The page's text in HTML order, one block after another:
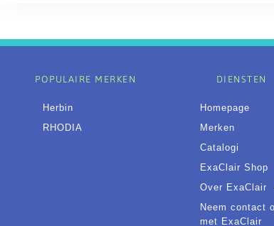
POPULAIRE MERKEN
Herbin
RHODIA
DIENSTEN
Homepage
Merken
Catalogi
ExaClair Shop
Over ExaClair
Neem contact
met ExaClair